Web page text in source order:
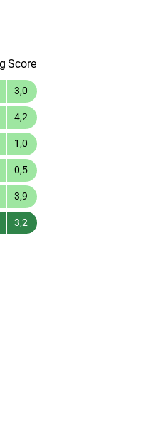
Score
3,0
4,2
1,0
0,5
3,9
3,2